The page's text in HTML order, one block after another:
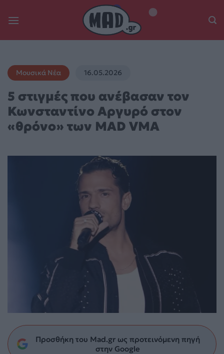
Μουσικά Νέα 16.05.2026
5 στιγμές που ανέβασαν τον
Κωνσταντίνο Αργυρό στον
«θρόνο» των MAD VMA
Προσθήκη του Mad.gr ως προτεινόμενη πηγή
στην Google